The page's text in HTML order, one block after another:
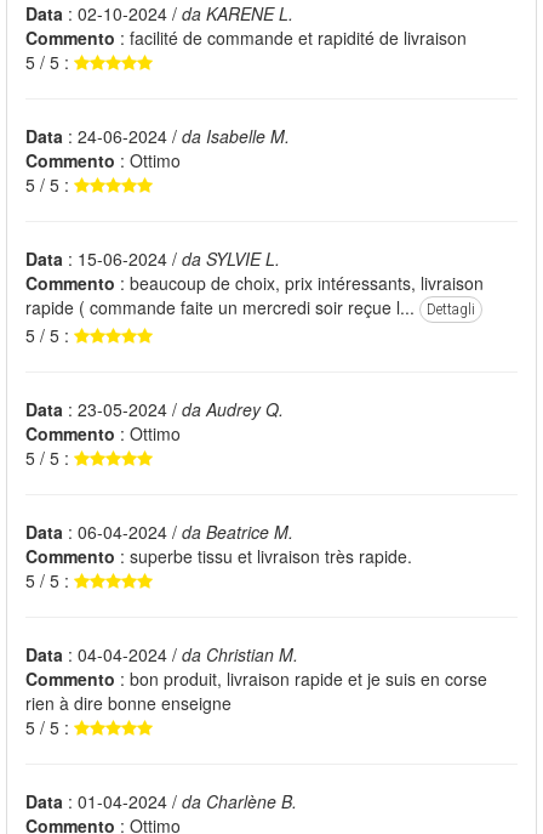
Data : 02-10-2024 / da KARENE L.
Commento : facilité de commande et rapidité de livraison
5 / 5 :
Data : 24-06-2024 / da Isabelle M.
Commento : Ottimo
5 / 5 :
Data : 15-06-2024 / da SYLVIE L.
Commento : beaucoup de choix, prix intéressants, livraison
rapide ( commande faite un mercredi soir reçue l...
Dettagli
5 / 5 :
Data : 23-05-2024 / da Audrey Q.
Commento : Ottimo
5 / 5 :
Data : 06-04-2024 / da Beatrice M.
Commento : superbe tissu et livraison très rapide.
5 / 5 :
Data : 04-04-2024 / da Christian M.
Commento : bon produit, livraison rapide et je suis en corse
rien à dire bonne enseigne
5 / 5 :
Data : 01-04-2024 / da Charlène B.
Commento : Ottimo